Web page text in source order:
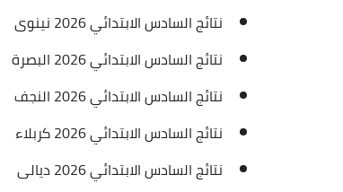
نتائج السادس الابتدائي 2026 نينوى
نتائج السادس الابتدائي 2026 البصرة
نتائج السادس الابتدائي 2026 النجف
نتائج السادس الابتدائي 2026 كربلاء
نتائج السادس الابتدائي 2026 ديالى